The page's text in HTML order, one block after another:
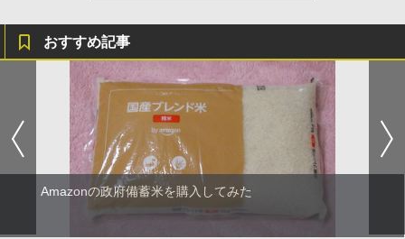
おすすめ記事
Amazonの政府備蓄米を購入してみた